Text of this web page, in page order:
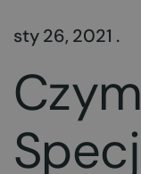
sty 26, 2021 .